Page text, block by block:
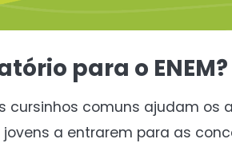
para o ENEM?
comuns ajudam os
a entrarem para as